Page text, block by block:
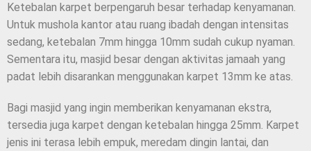
Ketebalan karpet berpengaruh besar terhadap kenyamanan.
Untuk mushola kantor atau ruang ibadah dengan intensitas
sedang, ketebalan 7mm hingga 10mm sudah cukup nyaman.
Sementara itu, masjid besar dengan aktivitas jamaah yang
padat lebih disarankan menggunakan karpet 13mm ke atas.
Bagi masjid yang ingin memberikan kenyamanan ekstra,
tersedia juga karpet dengan ketebalan hingga 25mm. Karpet
jenis ini terasa lebih empuk, meredam dingin lantai, dan